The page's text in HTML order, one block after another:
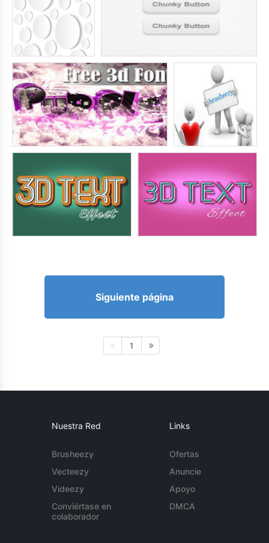
Siguiente página
1
Nuestra Red
Brusheezy
Vecteezy
Videezy
Conviértase en
colaborador
Links
Ofertas
Anuncie
Apoyo
DMCA